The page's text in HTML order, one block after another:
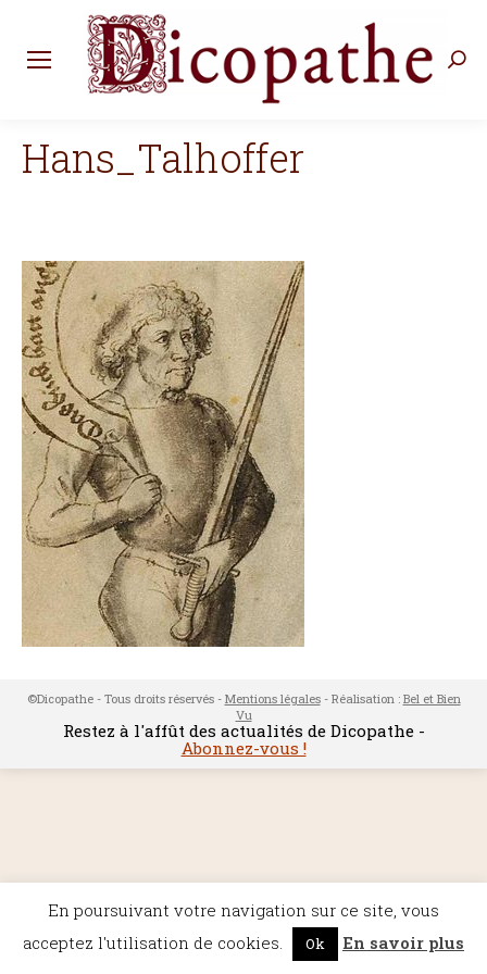
Hans_Talhoffer
©Dicopathe - Tous droits réservés - Mentions légales- Réalisation : Bel et Bien
Vu
Restez à l'affût des actualités de Dicopathe -
Abonnez-vous !
En poursuivant votre navigation sur ce site, vous
acceptez l'utilisation de cookies.
Ok En savoir plus